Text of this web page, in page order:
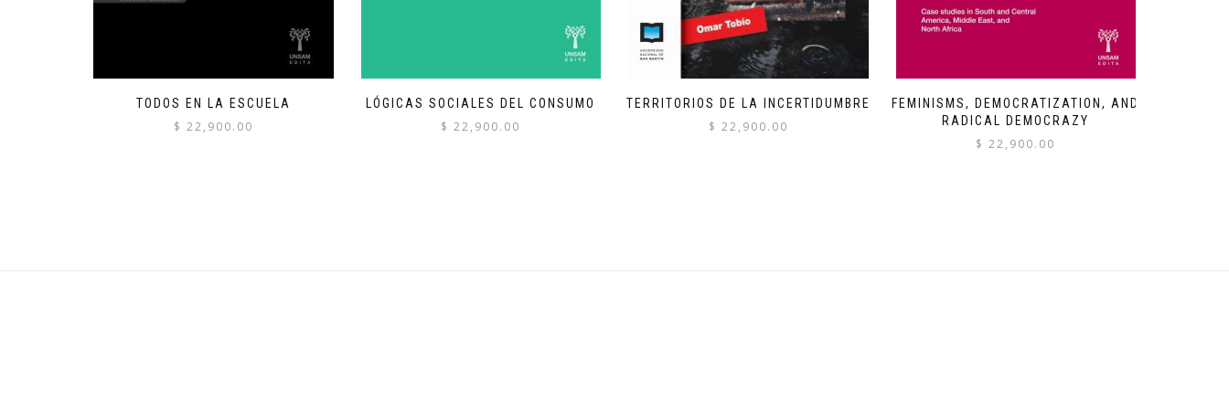
TODOS EN LA ESCUELA
$ 22,900.00
LÓGICAS SOCIALES DEL CONSUMO
$ 22,900.00
TERRITORIOS DE LA INCERTIDUMBRE
$ 22,900.00
FEMINISMS, DEMOCRATIZATION, AND
RADICAL DEMOCRAZY
$ 22,900.00